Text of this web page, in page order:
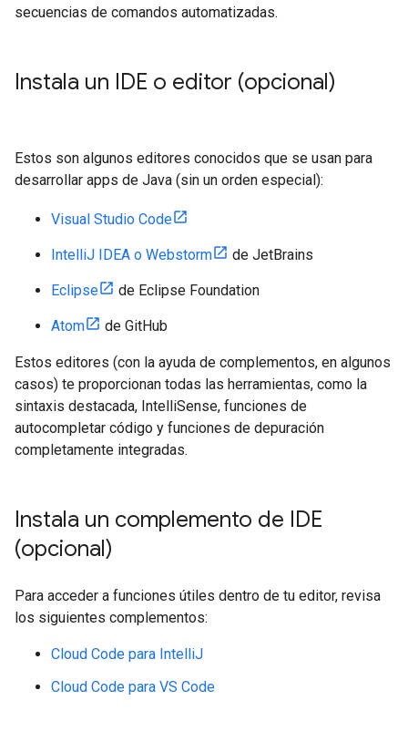
secuencias de comandos automatizadas.
Instala un IDE o editor (opcional)
Estos son algunos editores conocidos que se usan para
desarrollar apps de Java (sin un orden especial):
Visual Studio Code
IntelliJ IDEA o Webstorm de JetBrains
Eclipse de Eclipse Foundation
Atom de GitHub
Estos editores (con la ayuda de complementos, en algunos
casos) te proporcionan todas las herramientas, como la
sintaxis destacada, IntelliSense, funciones de
autocompletar código y funciones de depuración
completamente integradas.
Instala un complemento de IDE
(opcional)
Para acceder a funciones útiles dentro de tu editor, revisa
los siguientes complementos:
Cloud Code para IntelliJ
Cloud Code para VS Code